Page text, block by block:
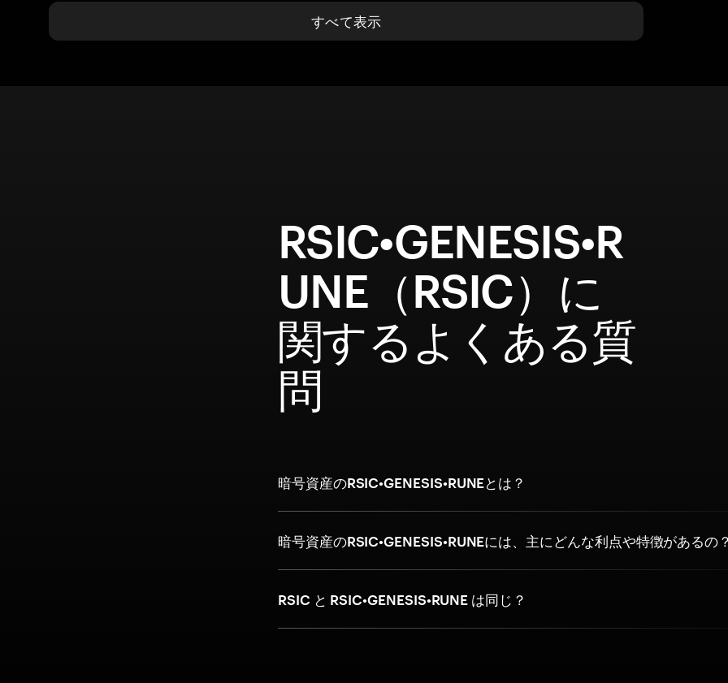
すべて表示
RSIC•GENESIS•R
UNE（RSIC）に
関するよくある質
問
暗号資産のRSIC•GENESIS•RUNEとは？
暗号資産のRSIC•GENESIS•RUNEには、主にどんな利点や特徴があるの
RSIC と RSIC•GENESIS•RUNE は同じ？